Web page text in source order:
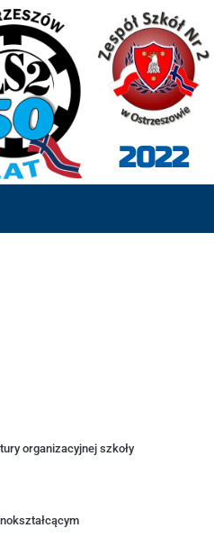
2022
organizacyjnej szkoły